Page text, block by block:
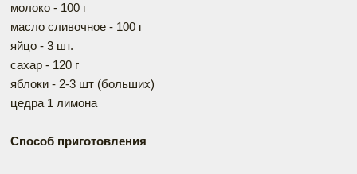
молоко - 100 г
масло сливочное - 100 г
яйцо - 3 шт.
сахар - 120 г
яблоки - 2-3 шт (больших)
цедра 1 лимона
Способ приготовления